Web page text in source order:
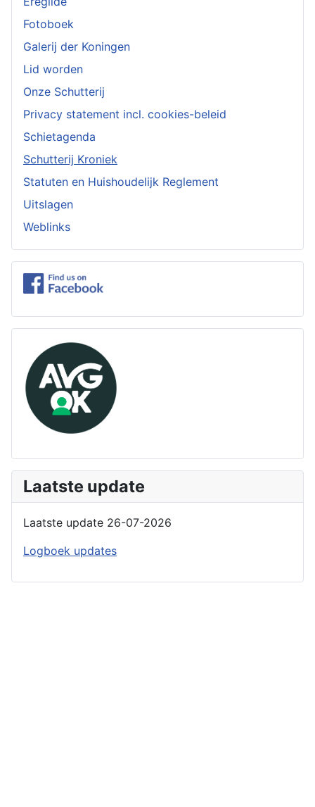
Fotoboek
Galerij der Koningen
Lid worden
Onze Schutterij
Privacy statement incl. cookies-beleid
Schietagenda
Schutterij Kroniek
Statuten en Huishoudelijk Reglement
Uitslagen
Weblinks
Laatste update
Laatste update 26-07-2026
Logboek updates